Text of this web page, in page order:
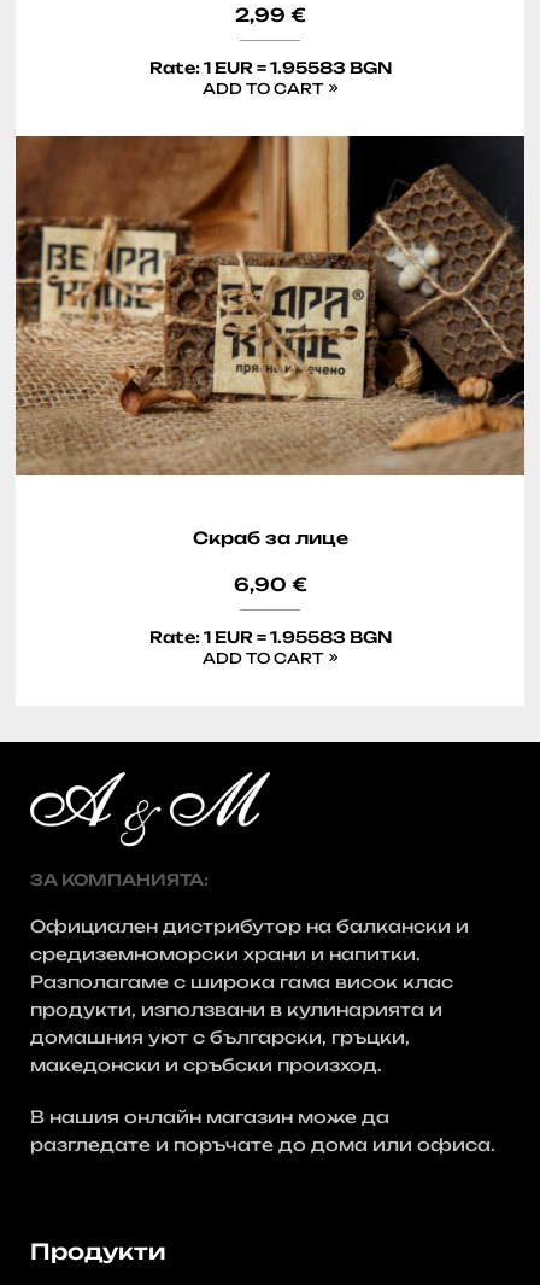
2,99 €
Rate: 1 EUR = 1.95583 BGN
ADD TO CART
Скраб за лице
6,90 €
Rate: 1 EUR = 1.95583 BGN
ADD TO CART
ЗА КОМПАНИЯТА:
Официален дистрибутор на балкански и
средиземноморски храни и напитки.
Разполагаме с широка гама висок клас
продукти, използвани в кулинарията и
домашния уют с български, гръцки,
македонски и сръбски произход.
В нашия онлайн магазин може да
разгледате и поръчате до дома или офиса.
Продукти